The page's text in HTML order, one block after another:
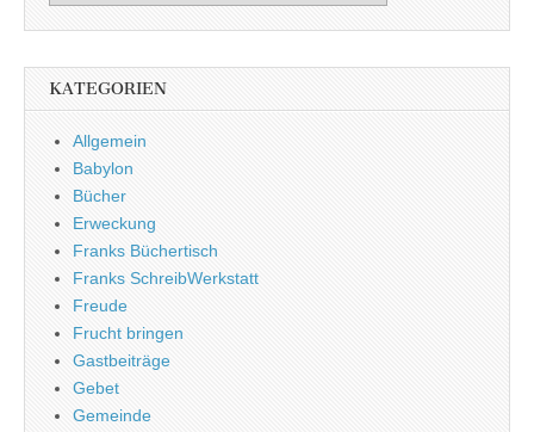
KATEGORIEN
Allgemein
Babylon
Bücher
Erweckung
Franks Büchertisch
Franks SchreibWerkstatt
Freude
Frucht bringen
Gastbeiträge
Gebet
Gemeinde